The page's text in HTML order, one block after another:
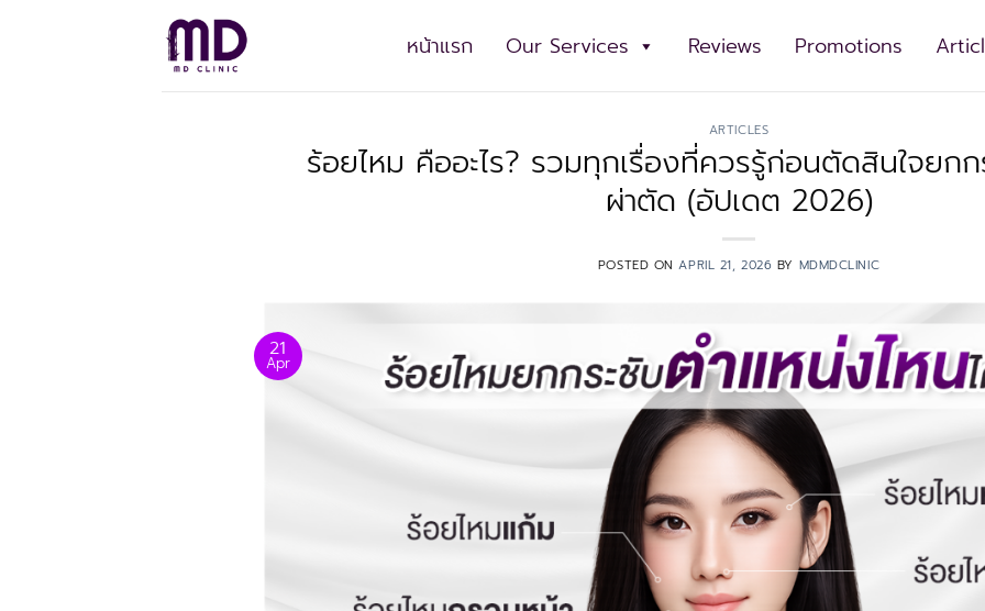
หน้าแรก Our Services Reviews Promotions
ARTICLES
ร้อยไหม คืออะไร? รวมทุกเรื่องที่ควรรู้ก่อนตัดสินใจยกก
ผ่าตัด (อัปเดต 2026)
POSTED ONAPRIL 21, 2026 BY MDMDCLINIC
21
Apr